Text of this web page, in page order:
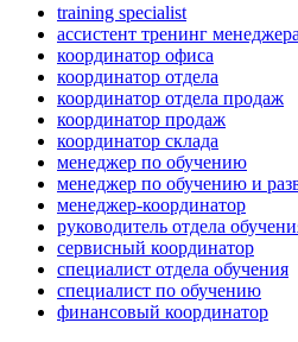
training specialist
ассистент тренинг менеджера
координатор офиса
координатор отдела
координатор отдела продаж
координатор продаж
координатор склада
менеджер по обучению
менеджер по обучению и
менеджер-координатор
руководитель отдела
сервисный координатор
специалист отдела обучения
специалист по обучению
финансовый координатор